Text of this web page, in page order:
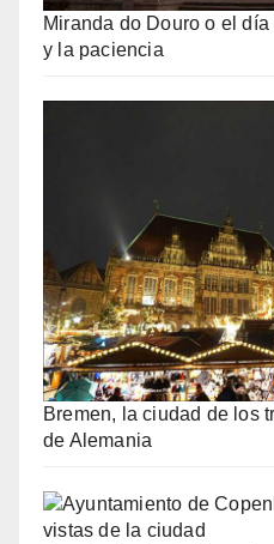
Miranda do Douro o el
y la paciencia
Bremen, la ciudad de los
de Alemania